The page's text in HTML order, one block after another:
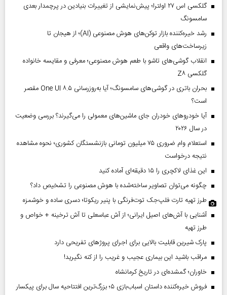
گلکسی اس ۲۷ اولترا؛ پیش‌نمایشی از تغییرات بنیادین در پرچمدار بعدی
سامسونگ
رشد خیره‌کننده بازار توکن‌های هوش مصنوعی (AI)؛ از هیجان تا
زیرساخت‌های واقعی
انقلاب گوشی‌های تاشو‌ با طعم هوش مصنوعی؛ معرفی و مقایسه خانواده
گلکسی Z۸
بحران باتری در گوشی‌های سامسونگ؛ آیا به‌روزرسانی One UI ۸.۵ مقصر
است؟
آیا خودروهای خودران جای ماشین‌های معمولی را می‌گیرند؟ بررسی وضعیت
در سال ۲۰۲۶
استعلام وام ضروری ۷۵ میلیون تومانی بازنشستگان کشوری؛ نحوه مشاهده
نتیجه درخواست
این غذای لاکچری را ۱۵ دقیقه‌ای آماده کنید
چگونه می‌توان تصاویر ساخته‌شده با هوش مصنوعی را تشخیص داد؟
طرز تهیه تارت فلپ‌جک توت‌فرنگی با پنیر ریکوتا؛ دسری ساده و خوشمزه
آشنایی با آش‌های اصیل ایرانی؛ از آش عباسعلی تا آش ترخینه + خواص و
طرز تهیه
پارک شیرین قابلیت‌ بالایی برای اجرای پروژهای تفریحی دارد
مراقب باشید این بیماری عجیب و غریب را از کنه نگیرید!
خاوران؛ گمشده‌ای در تاریخ کرمانشاه
فروش خیره‌کننده داستان اسباب‌بازی ۵؛ بزرگ‌ترین افتتاحیه سال برای پیکسار